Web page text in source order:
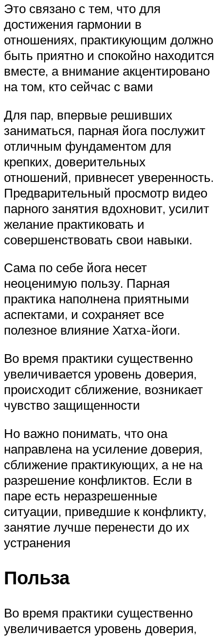
Это связано с тем, что для
достижения гармонии в
отношениях, практикующим должно
быть приятно и спокойно находится
вместе, а внимание акцентировано
на том, кто сейчас с вами
Для пар, впервые решивших
заниматься, парная йога послужит
отличным фундаментом для
крепких, доверительных
отношений, привнесет уверенность.
Предварительный просмотр видео
парного занятия вдохновит, усилит
желание практиковать и
совершенствовать свои навыки.
Сама по себе йога несет
неоценимую пользу. Парная
практика наполнена приятными
аспектами, и сохраняет все
полезное влияние Хатха-йоги.
Во время практики существенно
увеличивается уровень доверия,
происходит сближение, возникает
чувство защищенности
Но важно понимать, что она
направлена на усиление доверия,
сближение практикующих, а не на
разрешение конфликтов. Если в
паре есть неразрешенные
ситуации, приведшие к конфликту,
занятие лучше перенести до их
устранения
Польза
Во время практики существенно
увеличивается уровень доверия,